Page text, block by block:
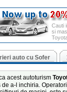
Cauti
si
auto cu Sofer
acest autoturism
de a-l inchiria.